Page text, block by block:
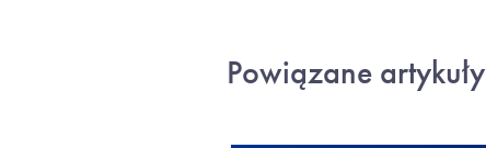
Powiązane artykuły